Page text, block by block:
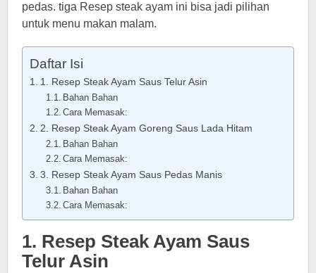
pedas. tiga Resep steak ayam ini bisa jadi pilihan
untuk menu makan malam.
Daftar Isi
1. Resep Steak Ayam Saus Telur Asin
Bahan Bahan
Cara Memasak:
2. Resep Steak Ayam Goreng Saus Lada Hitam
Bahan Bahan
Cara Memasak:
3. Resep Steak Ayam Saus Pedas Manis
Bahan Bahan
Cara Memasak:
1. Resep Steak Ayam Saus
Telur Asin